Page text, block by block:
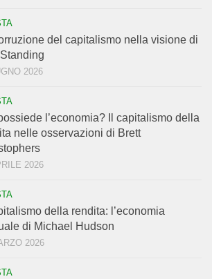
del capitalismo nella visione di
2026
l’economia? Il capitalismo della
nelle osservazioni di Brett
2026
della rendita: l’economia
di Michael Hudson
2026